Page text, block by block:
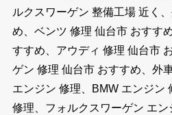
ルクスワーゲン 整備工場 近く
め、ベンツ 修理 仙台市 おすす
すすめ、アウディ 修理 仙台市
ゲン 修理 仙台市 おすすめ、外
エンジン 修理、BMW エンジン
修理、フォルクスワーゲン エ